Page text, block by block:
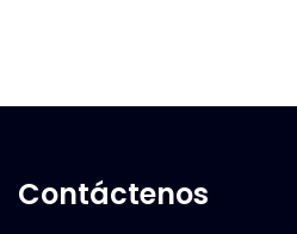
Contáctenos